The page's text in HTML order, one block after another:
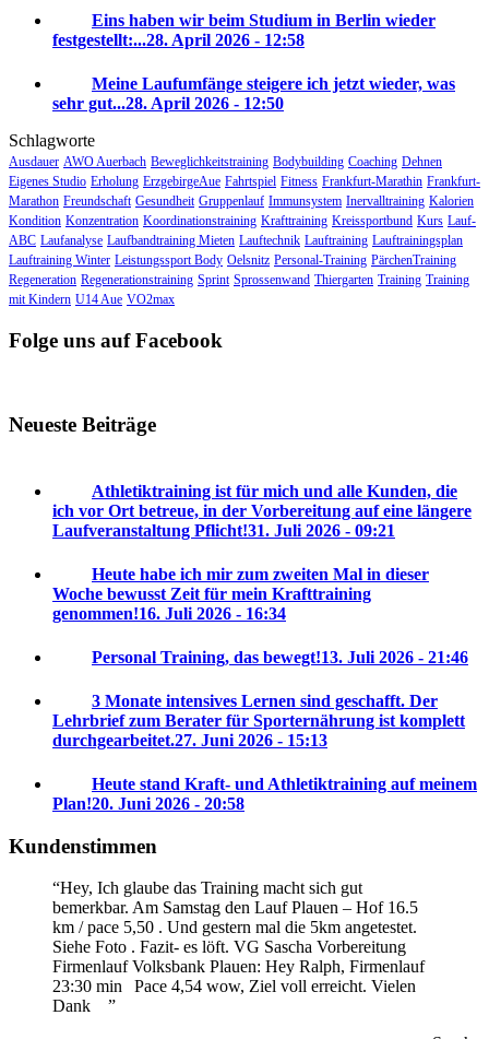
Eins haben wir beim Studium in Berlin wieder
festgestellt:...28. April 2026 - 12:58
Meine Laufumfänge steigere ich jetzt wieder, was
sehr gut...28. April 2026 - 12:50
Schlagworte
Ausdauer AWO Auerbach Beweglichkeitstraining Bodybuilding Coaching Dehnen
Eigenes Studio Erholung ErzgebirgeAue Fahrtspiel Fitness Frankfurt-Marathin Frankfurt-
Marathon Freundschaft Gesundheit Gruppenlauf Immunsystem Inervalltraining Kalorien
Kondition Konzentration Koordinationstraining Krafttraining Kreissportbund Kurs Lauf-
ABC Laufanalyse Laufbandtraining Mieten Lauftechnik Lauftraining Lauftrainingsplan
Lauftraining Winter Leistungssport Body Oelsnitz Personal-Training PärchenTraining
Regeneration Regenerationstraining Sprint Sprossenwand Thiergarten Training Training
mit Kindern U14 Aue VO2max
Folge uns auf Facebook
Neueste Beiträge
Athletiktraining ist für mich und alle Kunden, die
ich vor Ort betreue, in der Vorbereitung auf eine längere
Laufveranstaltung Pflicht!31. Juli 2026 - 09:21
Heute habe ich mir zum zweiten Mal in dieser
Woche bewusst Zeit für mein Krafttraining
genommen!16. Juli 2026 - 16:34
Personal Training, das bewegt!13. Juli 2026 - 21:46
3 Monate intensives Lernen sind geschafft. Der
Lehrbrief zum Berater für Sporternährung ist komplett
durchgearbeitet.27. Juni 2026 - 15:13
Heute stand Kraft- und Athletiktraining auf meinem
Plan!20. Juni 2026 - 20:58
Kundenstimmen
Hey, Ich glaube das Training macht sich gut
bemerkbar. Am Samstag den Lauf Plauen – Hof 16.5
km / pace 5,50 . Und gestern mal die 5km angetestet.
Siehe Foto . Fazit- es löft. VG Sascha Vorbereitung
Firmenlauf Volksbank Plauen: Hey Ralph, Firmenlauf
23:30 min
Pace 4,54 wow, Ziel voll erreicht. Vielen
Dank